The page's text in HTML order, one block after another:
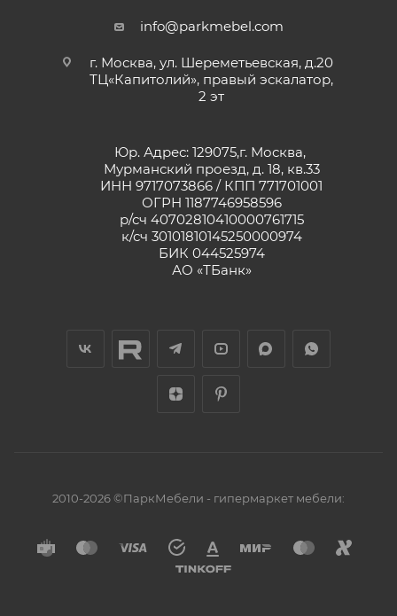
info@parkmebel.com
г. Москва, ул. Шереметьевская, д.20
ТЦ«Капитолий», правый эскалатор,
2 эт
Юр. Адрес: 129075,г. Москва,
Мурманский проезд, д. 18, кв.33
ИНН 9717073866 / КПП 771701001
ОГРН 1187746958596
р/сч 40702810410000761715
к/сч 30101810145250000974
БИК 044525974
АО «ТБанк»
2010-2026 ©ПаркМебели - гипермаркет мебели: